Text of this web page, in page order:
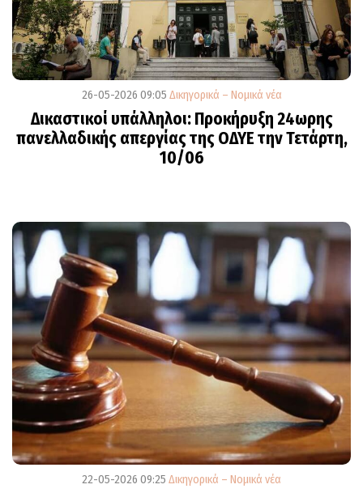
26-05-2026 09:05 Δικηγορικά – Νομικά νέα
Δικαστικοί υπάλληλοι: Προκήρυξη 24ωρης
πανελλαδικής απεργίας της ΟΔΥΕ την Τετάρτη,
10/06
22-05-2026 09:25 Δικηγορικά – Νομικά νέα